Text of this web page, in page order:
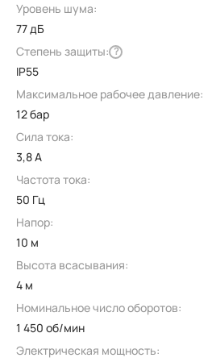
Уровень шума:
77 дБ
Степень защиты: ?
IP55
Максимальное рабочее давление:
12 бар
Сила тока:
3,8 А
Частота тока:
50 Гц
Напор:
10 м
Высота всасывания:
4 м
Номинальное число оборотов:
1 450 об/мин
Электрическая мощность: